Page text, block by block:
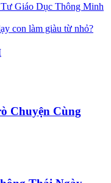
Giáo Dục Thông Minh
con làm giàu từ nhỏ?
Chuyện Cùng